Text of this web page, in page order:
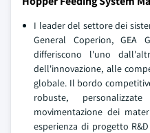
I leader del settore dei
General Coperion, GEA
differiscono l'uno
dell'innovazione, alle
globale. Il bordo
robuste,
movimentazione dei
esperienza di progetto